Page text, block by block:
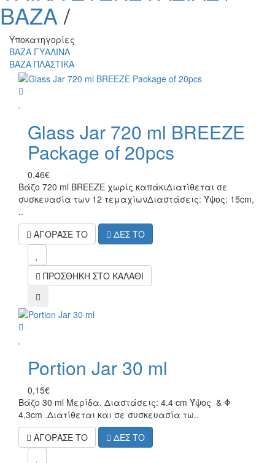
ΒΑΖΑ/
Υποκατηγορίες
ΒΑΖΑ ΓΥΑΛΙΝΑ
ΒΑΖΑ ΠΛΑΣΤΙΚΑ
Glass Jar 720 ml BREEZE
Package of 20pcs
0,46€
Βάζο 720 ml BREEZE χωρίς καπάκιΔιατίθεται σε
συσκευασία των 12 τεμαχίωνΔιαστάσεις: Ύψος: 15cm,
..
ΑΓΟΡΑΣΕ ΤΟ
ΔΕΣ ΤΟ
ΠΡΟΣΘΗΚΗ ΣΤΟ ΚΑΛΑΘΙ
compare
Portion Jar 30 ml
0,15€
Βάζο 30 ml Μερίδα. Διαστάσεις: 4.4 cm Ύψος & Φ
4,3cm .Διατίθεται και σε συσκευασία τω..
ΑΓΟΡΑΣΕ ΤΟ
ΔΕΣ ΤΟ